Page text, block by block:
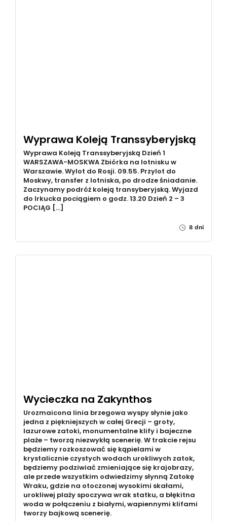
Wyprawa Koleją Transsyberyjską
Wyprawa Koleją Transsyberyjską Dzień 1
WARSZAWA-MOSKWA Zbiórka na lotnisku w
Warszawie. Wylot do Rosji. 09.55. Przylot do
Moskwy, transfer z lotniska, po drodze śniadanie.
Zaczynamy podróż koleją transyberyjską. Wyjazd
do Irkucka pociągiem o godz. 13.20 Dzień 2 – 3
POCIĄG […]
8 dni
Wycieczka na Zakynthos
Urozmaicona linia brzegowa wyspy słynie jako
jedna z piękniejszych w całej Grecji – groty,
lazurowe zatoki, monumentalne klify i bajeczne
plaże – tworzą niezwykłą scenerię. W trakcie rejsu
będziemy rozkoszować się kąpielami w
krystalicznie czystych wodach urokliwych zatok,
będziemy podziwiać zmieniające się krajobrazy,
ale przede wszystkim odwiedzimy słynną Zatokę
Wraku, gdzie na otoczonej wysokimi skałami,
urokliwej plaży spoczywa wrak statku, a błękitna
woda w połączeniu z białymi, wapiennymi klifami
tworzy bajkową scenerię.